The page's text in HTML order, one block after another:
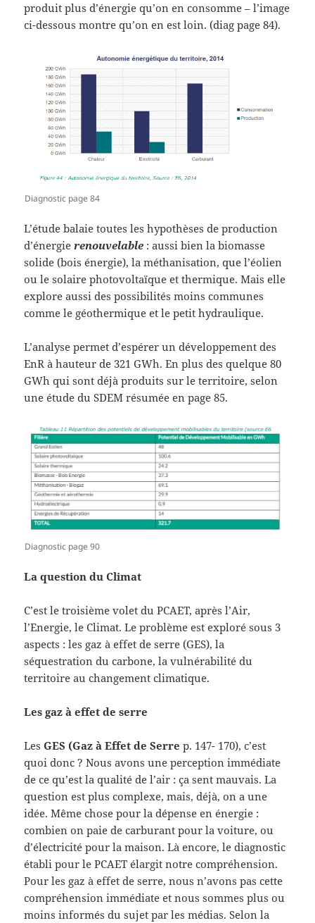
produit plus d’énergie qu’on en consomme – l’image
ci-dessous montre qu’on en est loin. (diag page 84).
Diagnostic page 84
L’étude balaie toutes les hypothèses de production
d’énergierenouvelable : aussi bien la biomasse
solide (bois énergie), la méthanisation, que l’éolien
ou le solaire photovoltaïque et thermique. Mais elle
explore aussi des possibilités moins communes
comme le géothermique et le petit hydraulique.
L’analyse permet d’espérer un développement des
EnR à hauteur de 321 GWh. En plus des quelque 80
GWh qui sont déjà produits sur le territoire, selon
une étude du SDEM résumée en page 85.
Diagnostic page 90
La question du Climat
C’est le troisième volet du PCAET, après l’Air,
l’Energie, le Climat. Le problème est exploré sous 3
aspects : les gaz à effet de serre (GES), la
séquestration du carbone, la vulnérabilité du
territoire au changement climatique.
Les gaz à effet de serre
LesGES (Gaz à Effet de Serre p. 147- 170), c’est
quoi donc ? Nous avons une perception immédiate
de ce qu’est la qualité de l’air : ça sent mauvais. La
question est plus complexe, mais, déjà, on a une
idée. Même chose pour la dépense en énergie :
combien on paie de carburant pour la voiture, ou
d’électricité pour la maison. Là encore, le diagnostic
établi pour le PCAET élargit notre compréhension.
Pour les gaz à effet de serre, nous n’avons pas cette
compréhension immédiate et nous sommes plus ou
moins informés du sujet par les médias. Selon la